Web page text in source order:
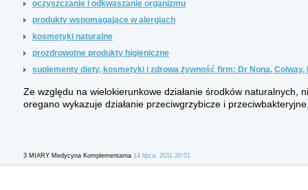
oczyszczanie i odkwaszanie organizmu
produkty wspomagające w alergiach
kosmetyki naturalne
prozdrowotne produkty higieniczne
suplementy diety, kosmetyki i zdrowa żywność firm: Dr Nona, Colway,
Ze względu na wielokierunkowe działanie środków
oregano wykazuje działanie przeciwgrzybicze i
3 MIARY Medycyna Komplementarna 14 lipca, 2011 20:01